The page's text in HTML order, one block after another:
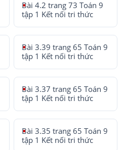
Bài 4.2 trang 73 Toán 9
tập 1 Kết nối tri thức
Bài 3.39 trang 65 Toán 9
tập 1 Kết nối tri thức
Bài 3.37 trang 65 Toán 9
tập 1 Kết nối tri thức
Bài 3.35 trang 65 Toán 9
tập 1 Kết nối tri thức